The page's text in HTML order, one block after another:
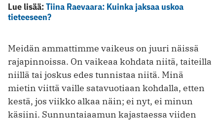
Lue lisää:Tiina Raevaara: Kuinka jaksaa uskoa
tieteeseen?
Meidän ammattimme vaikeus on juuri näissä
rajapinnoissa. On vaikeaa kohdata niitä, taiteilla
niillä tai joskus edes tunnistaa niitä. Minä
mietin viittä vaille satavuotiaan kohdalla, etten
kestä, jos viikko alkaa näin; ei nyt, ei minun
käsiini. Sunnuntaiaamun kajastaessa viiden